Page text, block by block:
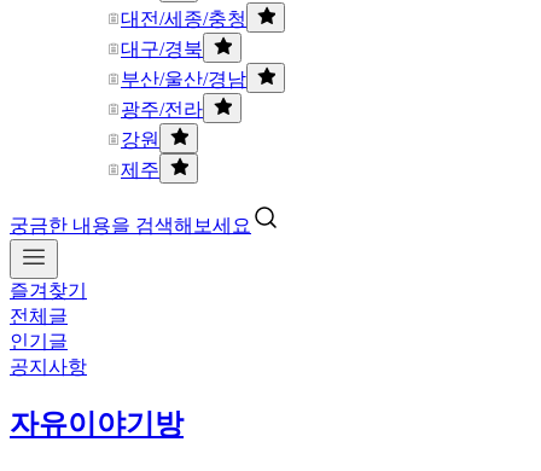
대전/세종/충청
대구/경북
부산/울산/경남
광주/전라
강원
제주
궁금한 내용을 검색해보세요
즐겨찾기
전체글
인기글
공지사항
자유이야기방